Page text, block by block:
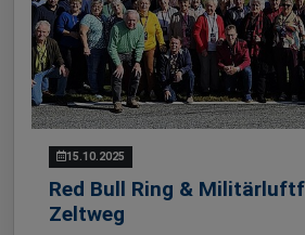
15.10.2025
Red Bull Ring &
Zeltweg